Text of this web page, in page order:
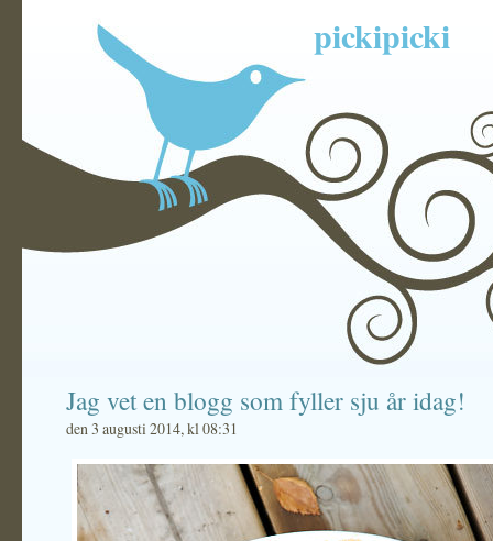
pickipicki
Jag vet en blogg som fyller sju år idag!
den 3 augusti 2014, kl 08:31